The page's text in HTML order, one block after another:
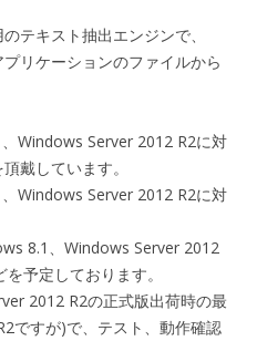
テキスト抽出エンジンで、
リケーションのファイルから
Windows Server 2012 R2に対
戴しています。
Windows Server 2012 R2に対
8.1、Windows Server 2012
予定しております。
2012 R2の正式版出荷時の最
ですが)で、テスト、動作確認